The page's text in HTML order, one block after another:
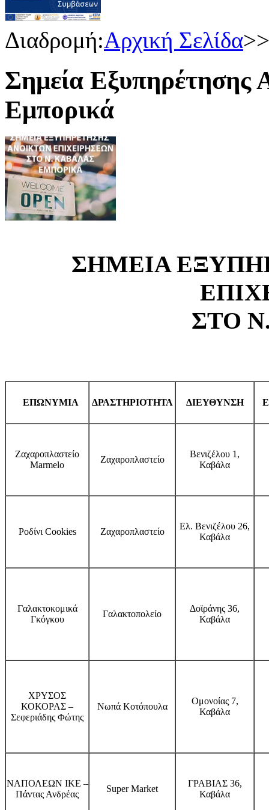
Διαδρομή:Αρχική Σελίδα>>
Σημεία Εξυπηρέτησης
Εμπορικά
ΣΗΜΕΙΑ
ΣΤΟ
ΕΠΩΝΥΜΙΑ ΔΡΑΣΤΗΡΙΟΤΗΤΑ ΔΙΕΥΘΥΝΣΗ
Ζαχαροπλαστείο
Marmelo
Ζαχαροπλαστείο
Βενιζέλου 1,
Καβάλα
Ροδίνι Cookies Ζαχαροπλαστείο
Ελ. Βενιζέλου 26,
Καβάλα
Γαλακτοκομικά
Γκόγκου
Γαλακτοπολείο
Δοϊράνης 36,
Καβάλα
ΧΡΥΣΟΣ
ΚΟΚΟΡΑΣ –
Σεφεριάδης Φώτης
Νωπά Κοτόπουλα
Ομονοίας 7,
Καβάλα
ΝΑΠΟΛΕΩΝ ΙΚΕ –
Πάντας Ανδρέας
Super Market
ΓΡΑΒΙΑΣ 36,
Καβάλα